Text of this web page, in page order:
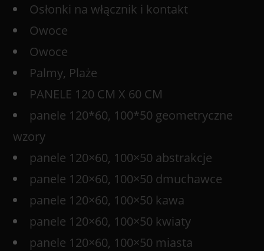
Osłonki na włącznik i kontakt
Owoce
Owoce
Palmy, Plaże
PANELE 120 CM X 60 CM
panele 120*60, 100*50 geometryczne
wzory
panele 120×60, 100×50 abstrakcje
panele 120×60, 100×50 dmuchawce
panele 120×60, 100×50 kawa
panele 120×60, 100×50 kwiaty
panele 120×60, 100×50 miasta